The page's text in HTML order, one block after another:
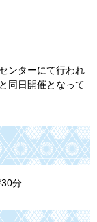
ンターにて行われ
同日開催となって
分